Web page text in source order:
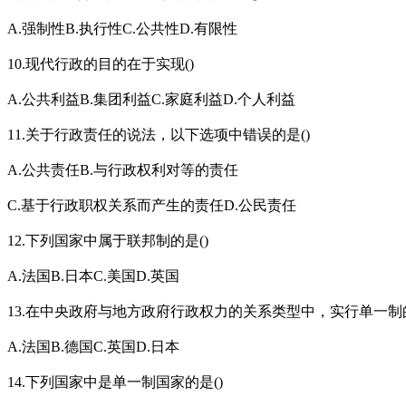
A.强制性B.执行性C.公共性D.有限性
10.现代行政的目的在于实现()
A.公共利益B.集团利益C.家庭利益D.个人利益
11.关于行政责任的说法，以下选项中错误的是()
A.公共责任B.与行政权利对等的责任
C.基于行政职权关系而产生的责任D.公民责任
12.下列国家中属于联邦制的是()
A.法国B.日本C.美国D.英国
13.在中央政府与地方政府行政权力的关系类型中，实行单一
A.法国B.德国C.英国D.日本
14.下列国家中是单一制国家的是()